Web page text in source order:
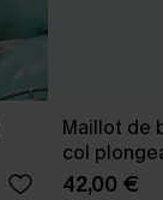
Maillot de
col
42,00 €